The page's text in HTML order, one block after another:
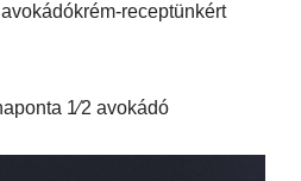
receptünkért
1⁄2 avokádó